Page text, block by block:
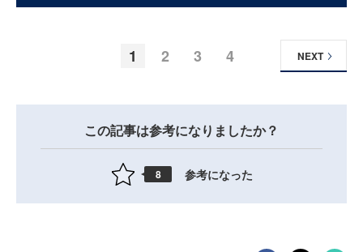
1 2 3 4 NEXT
この記事は参考になりましたか？
8 参考になった